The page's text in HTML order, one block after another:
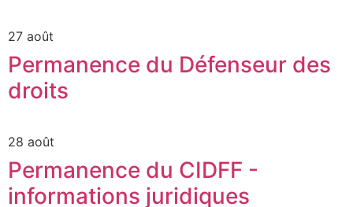
27 août
Permanence du Défenseur des
droits
28 août
Permanence du CIDFF -
informations juridiques